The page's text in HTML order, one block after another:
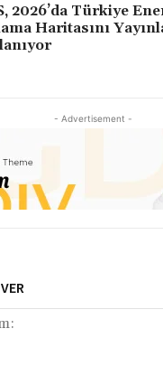
2026’da Türkiye
Haritasını
- Advertisement -